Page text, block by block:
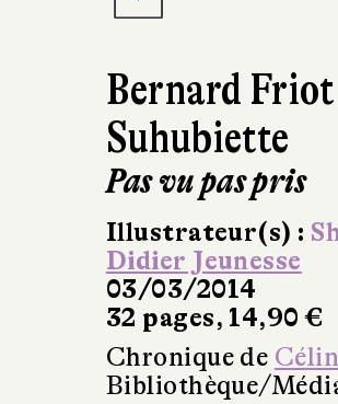
Bernard Friot
Suhubiette
Pas vu pas pris
Illustrateur(s) :
Didier Jeunesse
03/03/2014
32 pages, 14,90 €
Chronique de
Bibliothèque/